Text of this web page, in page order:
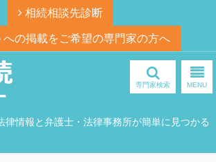
相続相談先診断
への掲載をご希望の専門家の方へ
律情報と弁護士・法律事務所が簡単に見つかる
専門家検索 MENU